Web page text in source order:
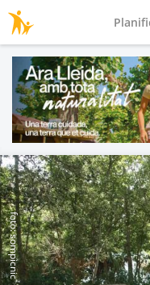
foto: sompicnic